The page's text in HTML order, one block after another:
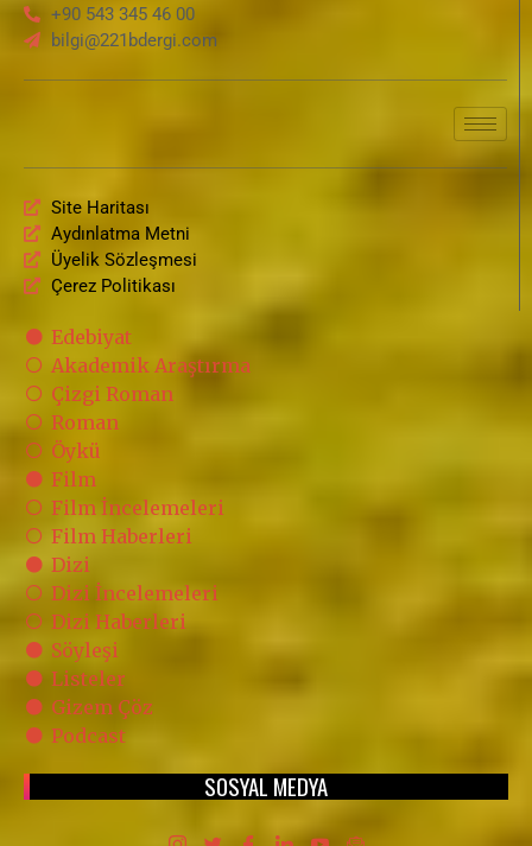
+90 543 345 46 00
bilgi@221bdergi.com
Site Haritası
Aydınlatma Metni
Üyelik Sözleşmesi
Çerez Politikası
Edebiyat
Akademik Araştırma
Çizgi Roman
Roman
Öykü
Film
Film İncelemeleri
Film Haberleri
Dizi
Dizi İncelemeleri
Dizi Haberleri
Söyleşi
Listeler
Gizem Çöz
Podcast
SOSYAL MEDYA